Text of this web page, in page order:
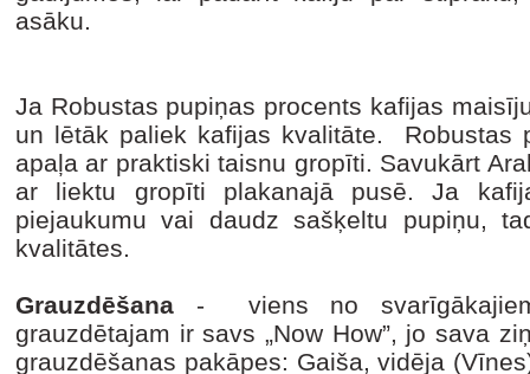
asāku.
Ja Robustas pupiņas procents kafijas
un lētāk paliek kafijas kvalitāte. Robustas
apaļa ar praktiski taisnu gropīti. Savukārt
ar liektu gropīti plakanajā pusē. Ja
piejaukumu vai daudz sašķeltu pupiņu,
kvalitātes.
Grauzdēšana - viens no
grauzdētajam ir savs „Now How”, jo sava
grauzdēšanas pakāpes: Gaiša, vidēja